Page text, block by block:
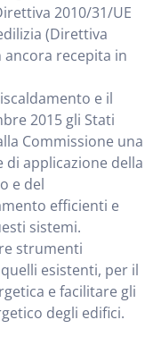
2010/31/UE
(Direttiva
ancora recepita in
e il
2015 gli Stati
Commissione una
di applicazione della
e del
efficienti e
sistemi.
strumenti
esistenti, per il
e facilitare gli
degli edifici.